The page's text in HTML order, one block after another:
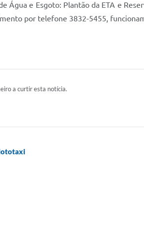
Água e Esgoto: Plantão da ETA e
por telefone 3832-5455,
a curtir esta notícia.